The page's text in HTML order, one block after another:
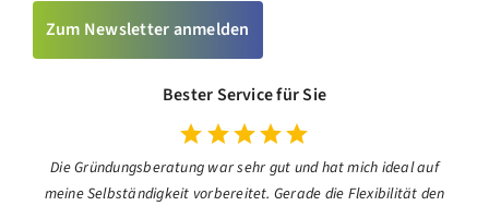
Zum Newsletter anmelden
Bester Service für Sie
Die Gründungsberatung war sehr gut und hat mich ideal auf
meine Selbständigkeit vorbereitet. Gerade die Flexibilität den